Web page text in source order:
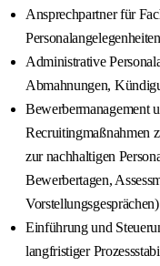
Ansprechpartner für
Administrative
Abmahnungen,
Bewerbermanagement
Recruitingmaßnahmen
zur nachhaltigen
Bewerbertagen,
Vorstellungsgesprächen)
Einführung und
langfristiger